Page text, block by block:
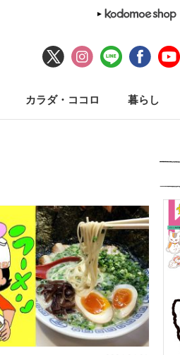
カラダ・ココロ 暮らし